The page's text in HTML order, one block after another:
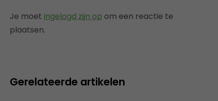
Je moet ingelogd zijn op om een reactie te
plaatsen.
Gerelateerde artikelen